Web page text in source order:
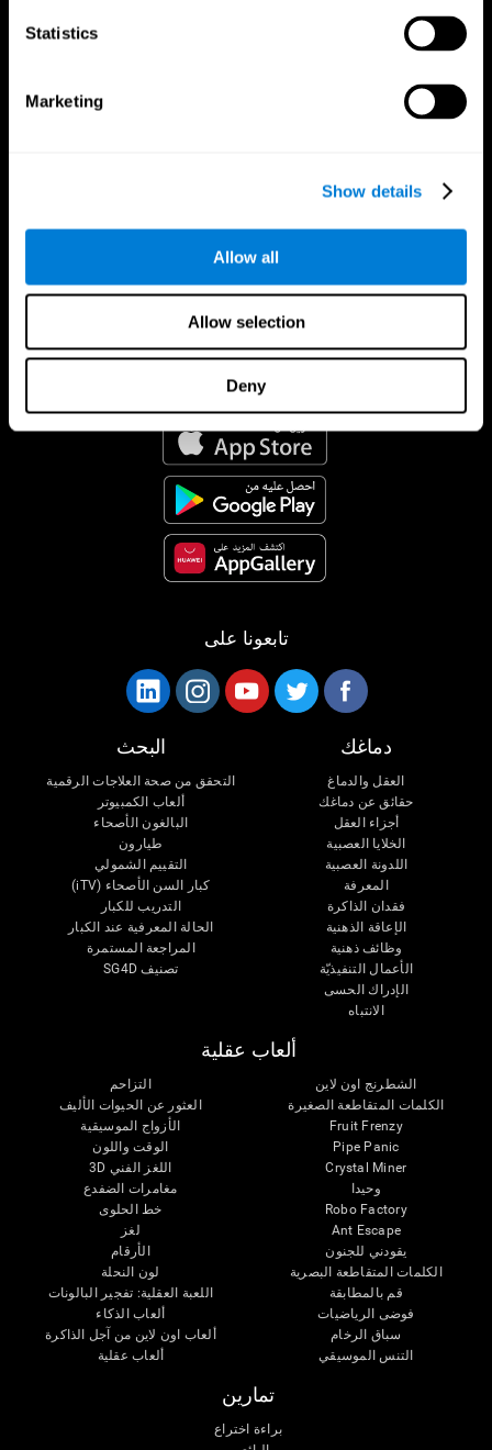
Statistics
Marketing
Show details
Allow all
Allow selection
Denyتطبيق CogniFit
تابعونا على
دماغك
العقل والدماغ
حقائق عن دماغك
أجزاء العقل
الخلايا العصبية
اللدونة العصبية
المعرفة
فقدان الذاكرة
الإعاقة الذهنية
وظائف ذهنية
الأعمال التنفيذيّة
الإدراك الحسى
الانتباه
البحث
التحقق من صحة العلاجات الرقمية
ألعاب الكمبيوتر
البالغون الأصحاء
طيارون
التقييم الشمولي
كبار السن الأصحاء (iTV)
التدريب للكبار
الحالة المعرفية عند الكبار
المراجعة المستمرة
تصنيف SG4D
ألعاب عقلية
الشطرنج اون لاين
الكلمات المتقاطعة الصغيرة
Fruit Frenzy
Pipe Panic
Crystal Miner
وحيدا
Robo Factory
Ant Escape
يقودني للجنون
الكلمات المتقاطعة البصرية
قم بالمطابقة
فوضى الرياضيات
سباق الرخام
التنس الموسيقي
التزاحم
العثور عن الحيوات الأليف
الأزواج الموسيقية
الوقت واللون
اللغز الفني 3D
مغامرات الضفدع
خط الحلوى
لغز
الأرقام
لون النحلة
اللعبة العقلية: تفجير البالونات
ألعاب الذكاء
ألعاب اون لاين من آجل الذاكرة
ألعاب عقلية
تمارين
براءة اختراع